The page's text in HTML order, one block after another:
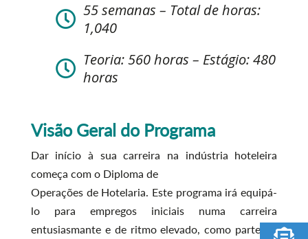
55 semanas – Total de horas:
1,040
Teoria: 560 horas – Estágio: 480
horas
Visão Geral do Programa
Dar início à sua carreira na indústria hoteleira
começa com o Diploma de
Operações de Hotelaria. Este programa irá equipá-
lo para empregos iniciais numa carreira
entusiasmante e de ritmo elevado, como parte do